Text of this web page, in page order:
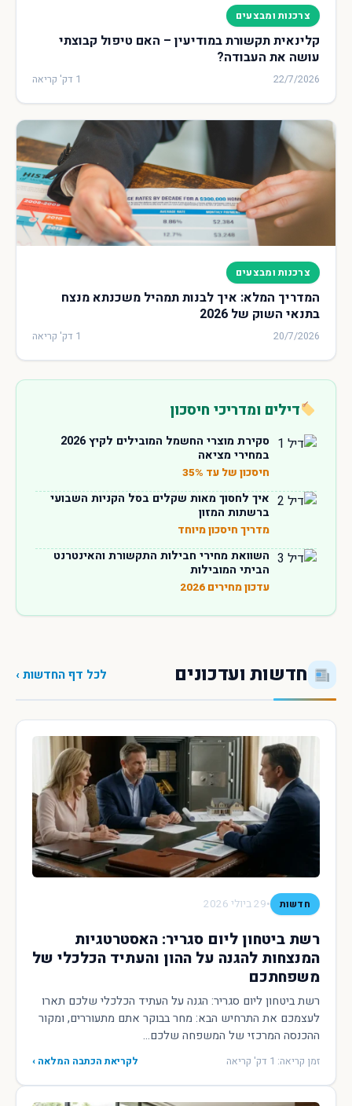
צרכנות ומבצעים
קלינאית תקשורת במודיעין – האם טיפול קבוצתי
עושה את העבודה?
22/7/2026 1 דק' קריאה
צרכנות ומבצעים
המדריך המלא: איך לבנות תמהיל משכנתא מנצח
בתנאי השוק של 2026
20/7/2026 1 דק' קריאה
דילים ומדריכי חיסכון
סקירת מוצרי החשמל המובילים לקיץ 2026
במחירי מציאה
חיסכון של עד 35%
איך לחסוך מאות שקלים בסל הקניות השבועי
ברשתות המזון
מדריך חיסכון מיוחד
השוואת מחירי חבילות התקשורת והאינטרנט
הביתי המובילות
עדכון מחירים 2026
חדשות ועדכונים לכל דף החדשות ›
חדשות •29 ביולי 2026
רשת ביטחון ליום סגריר: האסטרטגיות
המנצחות להגנה על ההון והעתיד הכלכלי של
משפחתכם
רשת ביטחון ליום סגריר: הגנה על העתיד הכלכלי שלכם תארו
לעצמכם את התרחיש הבא: מחר בבוקר אתם מתעוררים, ומקור
ההכנסה המרכזי של המשפחה שלכם...
זמן קריאה: 1 דק' קריאה לקריאת הכתבה המלאה ›